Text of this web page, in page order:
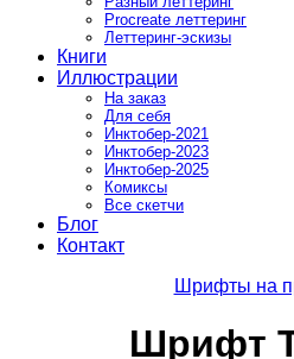
Procreate леттеринг
Леттеринг-эскизы
Книги
Иллюстрации
На заказ
Для себя
Инктобер-2021
Инктобер-2023
Инктобер-2025
Комиксы
Все скетчи
Блог
Контакт
Шрифты на
Шрифт